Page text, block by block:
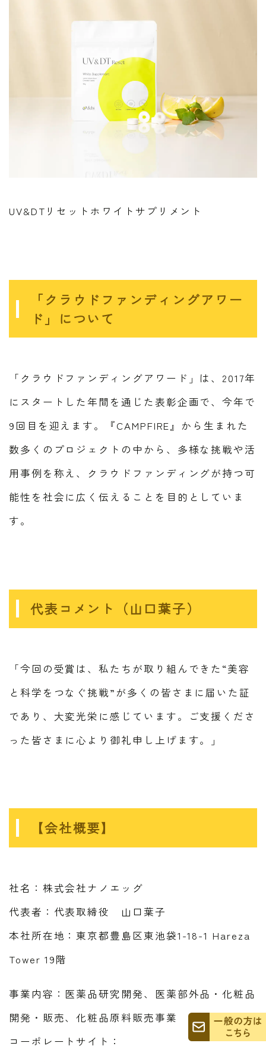
UV&DTリセットホワイトサプリメント
「クラウドファンディングアワー
ド」について
「クラウドファンディングアワード」は、2017年
にスタートした年間を通じた表彰企画で、今年で
9回目を迎えます。『CAMPFIRE』から生まれた
数多くのプロジェクトの中から、多様な挑戦や活
用事例を称え、クラウドファンディングが持つ可
能性を社会に広く伝えることを目的としていま
す。
代表コメント（山口葉子）
「今回の受賞は、私たちが取り組んできた“美容
と科学をつなぐ挑戦”が多くの皆さまに届いた証
であり、大変光栄に感じています。ご支援くださ
った皆さまに心より御礼申し上げます。」
【会社概要】
社名：株式会社ナノエッグ
代表者：代表取締役 山口葉子
本社所在地：東京都豊島区東池袋1-18-1 Hareza
Tower 19階
事業内容：医薬品研究開発、医薬部外品・化粧品
開発・販売、化粧品原料販売事業
コーポレートサイト：